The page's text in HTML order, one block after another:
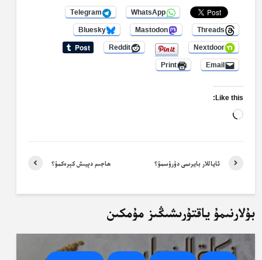
WhatsApp
Telegram
Threads
Mastodon
Bluesky
Nextdoor
Reddit
Email
Print
Like this:
Loading…
ھاجىم دېيىش كېرەكمۇ؟ ئاياللار بايرىمى دۇرۇسمۇ؟
بۇلارنىمۇ ياقتۇرىشىڭىز مۇمكىن